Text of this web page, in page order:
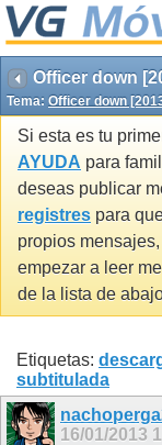
Tema: Officer down
Si esta es tu
AYUDA para
deseas publicar
registres para
propios
empezar a leer
de la lista de
Etiquetas:
subtitulada
16/01/2013